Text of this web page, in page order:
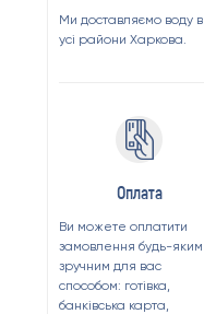
Ми доставляємо воду в
усі райони Харкова.
Оплата
Ви можете оплатити
замовлення будь-яким
зручним для вас
способом: готівка,
банківська карта,